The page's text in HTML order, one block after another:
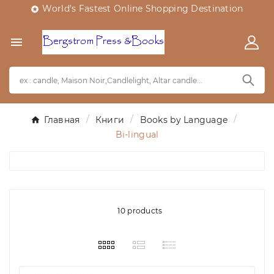
 World's Fastest Online Shopping Destination

Главная Книги
Books by Language
Bi-lingual
10 products